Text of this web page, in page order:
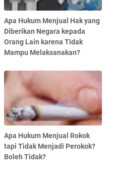
Apa Hukum Menjual Hak yang
Diberikan Negara kepada
Orang Lain karena Tidak
Mampu Melaksanakan?
Apa Hukum Menjual Rokok
tapi Tidak Menjadi Perokok?
Boleh Tidak?